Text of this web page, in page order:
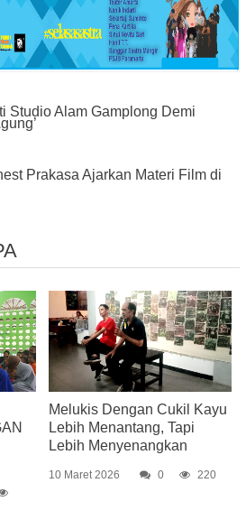
Studio Alam Gamplong Demi
Prakasa Ajarkan Materi Film di
Melukis Dengan Cukil Kayu
Lebih Menantang, Tapi
Lebih Menyenangkan
10 Maret 2026 0 220